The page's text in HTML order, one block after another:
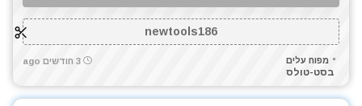
newtools186
מפוח עלים
בסט-טולס
3 חודשים ago